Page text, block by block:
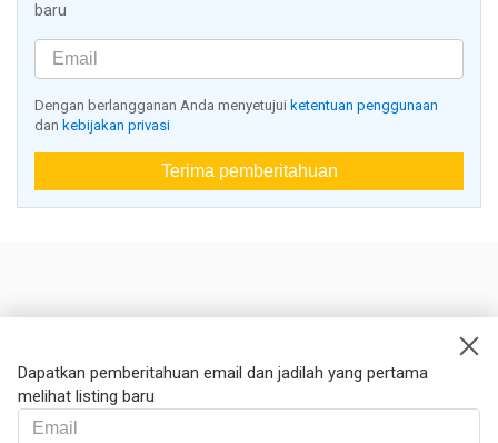
baru
Dengan berlangganan Anda menyetujui ketentuan penggunaan
dan kebijakan privasi
Terima pemberitahuan
Dapatkan pemberitahuan email dan jadilah yang pertama
melihat listing baru
Kontak kami
Hukum
Syarat dan ketentuan